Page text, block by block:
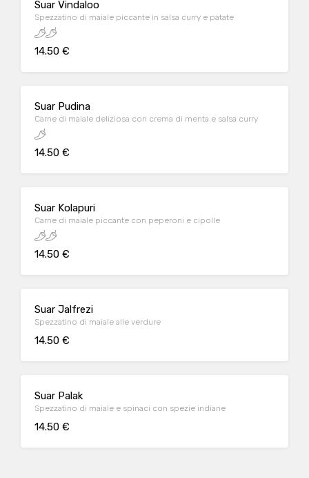
Suar Vindaloo
Spezzatino di maiale piccante in salsa curry e patate
14.50 €
Suar Pudina
Carne di maiale deliziosa con crema di menta e salsa curry
14.50 €
Suar Kolapuri
Carne di maiale piccante con peperoni e cipolle
14.50 €
Suar Jalfrezi
Spezzatino di maiale alle verdure
14.50 €
Suar Palak
Spezzatino di maiale e spinaci con spezie indiane
14.50 €